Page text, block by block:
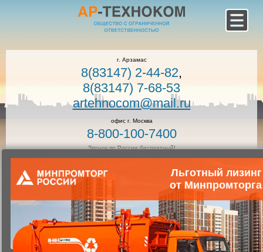
г. Арзамас
8(83147) 2-44-82,
8(83147) 7-68-53
artehnocom@mail.ru
офис г. Москва
8-800-100-7400
Звонок по России бесплатный!
Заказать звонок
Спец. техника
Агрегат ремонтно-сварочный —
АРС
Льготный лизинг
от Минпромторга